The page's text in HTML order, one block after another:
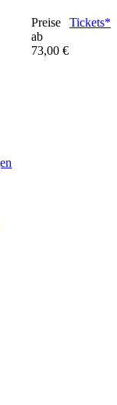
Preise
ab
73,00 €
Tickets*